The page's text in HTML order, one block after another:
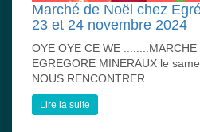
Marché de Noël chez
23 et 24 novembre 2024
OYE OYE CE WE ........MARCHE
EGREGORE MINERAUX le
NOUS RENCONTRER
Lire la suite